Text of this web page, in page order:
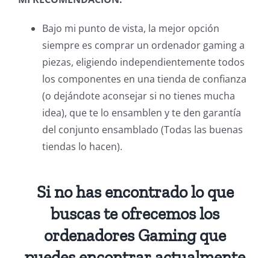
Bajo mi punto de vista, la mejor opción
siempre es comprar un ordenador gaming a
piezas, eligiendo independientemente todos
los componentes en una tienda de confianza
(o dejándote aconsejar si no tienes mucha
idea), que te lo ensamblen y te den garantía
del conjunto ensamblado (Todas las buenas
tiendas lo hacen).
Si no has encontrado lo que
buscas te ofrecemos los
ordenadores Gaming que